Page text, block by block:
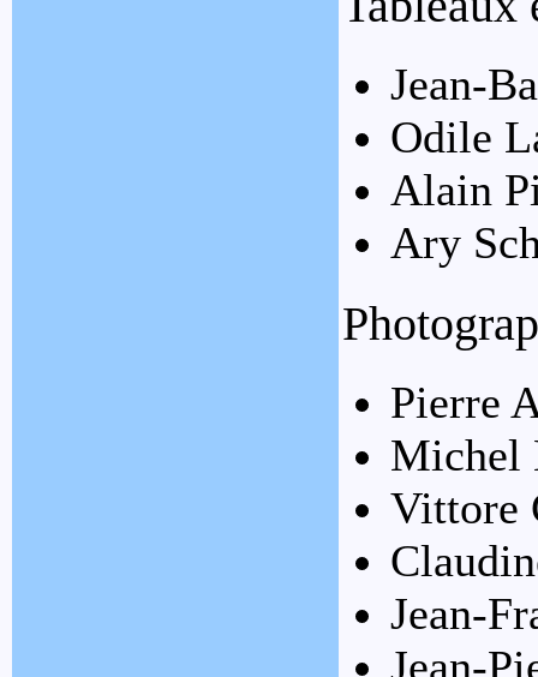
Jean-
Odile
Alain
Ary
Pierre
Michel
Vittore
Jean-
Jean-